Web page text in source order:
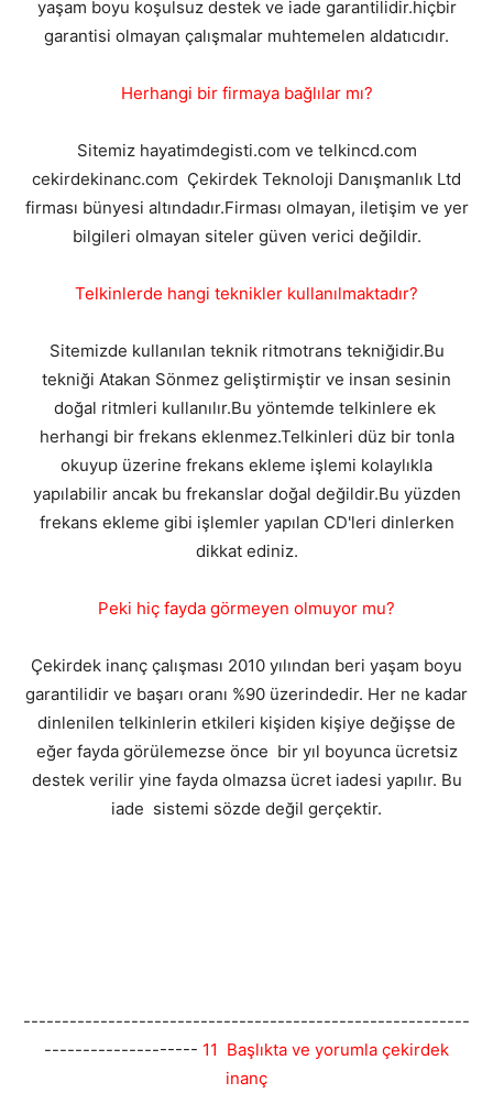
yaşam boyu koşulsuz destek ve iade garantilidir.hiçbir
garantisi olmayan çalışmalar muhtemelen aldatıcıdır.
Herhangi bir firmaya bağlılar mı?
Sitemiz hayatimdegisti.com ve telkincd.com
cekirdekinanc.com Çekirdek Teknoloji Danışmanlık Ltd
firması bünyesi altındadır.Firması olmayan, iletişim ve yer
bilgileri olmayan siteler güven verici değildir.
Telkinlerde hangi teknikler kullanılmaktadır?
Sitemizde kullanılan teknik ritmotrans tekniğidir.Bu
tekniği Atakan Sönmez geliştirmiştir ve insan sesinin
doğal ritmleri kullanılır.Bu yöntemde telkinlere ek
herhangi bir frekans eklenmez.Telkinleri düz bir tonla
okuyup üzerine frekans ekleme işlemi kolaylıkla
yapılabilir ancak bu frekanslar doğal değildir.Bu yüzden
frekans ekleme gibi işlemler yapılan CD'leri dinlerken
dikkat ediniz.
Peki hiç fayda görmeyen olmuyor mu?
Çekirdek inanç çalışması 2010 yılından beri yaşam boyu
garantilidir ve başarı oranı %90 üzerindedir. Her ne kadar
dinlenilen telkinlerin etkileri kişiden kişiye değişse de
eğer fayda görülemezse önce bir yıl boyunca ücretsiz
destek verilir yine fayda olmazsa ücret iadesi yapılır. Bu
iade sistemi sözde değil gerçektir.
----------------------------------------------------------
-------------------- 11 Başlıkta ve yorumla çekirdek
inanç